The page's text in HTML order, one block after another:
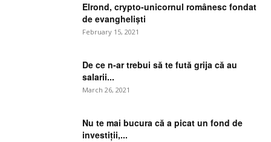
Elrond, crypto-unicornul românesc fondat
de evangheliști
February 15, 2021
De ce n-ar trebui să te fută grija că au
salarii...
March 26, 2021
Nu te mai bucura că a picat un fond de
investiții,...